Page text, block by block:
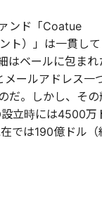
ンド「Coatue
ト）」は一貫して
はベールに包まれ
メールアドレス一
だ。しかし、その
立時には4500万
では190億ドル（